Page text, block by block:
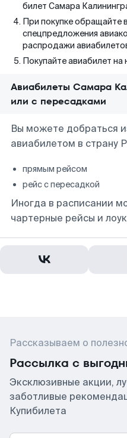
билет Самара
При покупке обращайте
спецпредложения
распродажи
Покупайте авиабилет на
Авиабилеты Самара
или с пересадками
Вы можете добраться
авиабилетом в страну
прямым рейсом
рейс с пересадкой
Иногда в расписании
чартерные рейсы и
Рассказываем о
Рассылка с
Эксклюзивные акции,
заботливые
Купибилета